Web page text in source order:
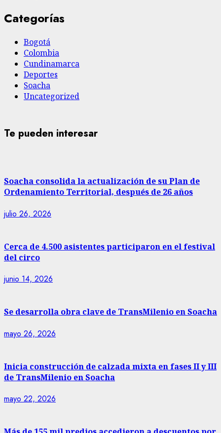
Categorías
Bogotá
Colombia
Cundinamarca
Deportes
Soacha
Uncategorized
Te pueden interesar
Soacha consolida la actualización de su Plan de
Ordenamiento Territorial, después de 26 años
julio 26, 2026
Cerca de 4.500 asistentes participaron en el festival
del circo
junio 14, 2026
Se desarrolla obra clave de TransMilenio en Soacha
mayo 26, 2026
Inicia construcción de calzada mixta en fases II y III
de TransMilenio en Soacha
mayo 22, 2026